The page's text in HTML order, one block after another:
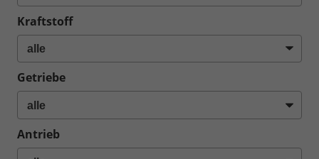
Kraftstoff
Getriebe
Antrieb